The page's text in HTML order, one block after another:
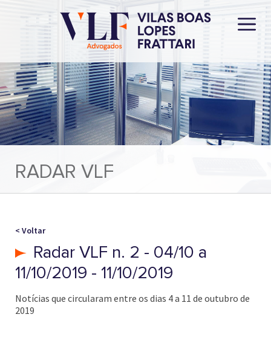
RADAR VLF
< Voltar
Radar VLF n. 2 - 04/10 a
11/10/2019 - 11/10/2019
Notícias que circularam entre os dias 4 a 11 de outubro de
2019